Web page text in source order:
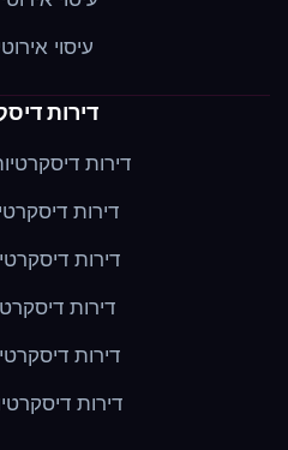
עיסוי
דירות
דירות
דירות
דירות
דירות
דירות
דירות